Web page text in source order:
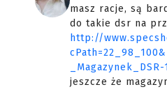
masz racje, są
do takie dsr na
http://
jeszcze że